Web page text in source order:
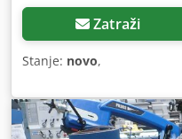
Zatraži
Stanje: novo,